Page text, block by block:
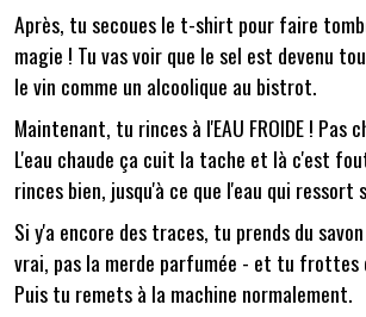
Après, tu secoues le t-shirt pour faire
magie ! Tu vas voir que le sel est devenu
le vin comme un alcoolique au bistrot.
Maintenant, tu rinces à l'EAU FROIDE ! Pas
L'eau chaude ça cuit la tache et là c'est
rinces bien, jusqu'à ce que l'eau qui ressort
Si y'a encore des traces, tu prends du
vrai, pas la merde parfumée - et tu frottes
Puis tu remets à la machine normalement.